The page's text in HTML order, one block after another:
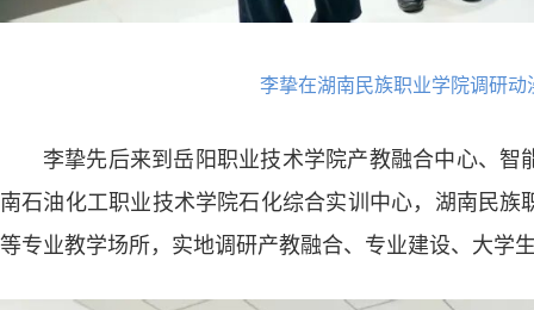
李挚在湖南民族职业学院调研
李挚先后来到岳阳职业技术学院产教融合中心、
南石油化工职业技术学院石化综合实训中心，湖南民
等专业教学场所，实地调研产教融合、专业建设、大学